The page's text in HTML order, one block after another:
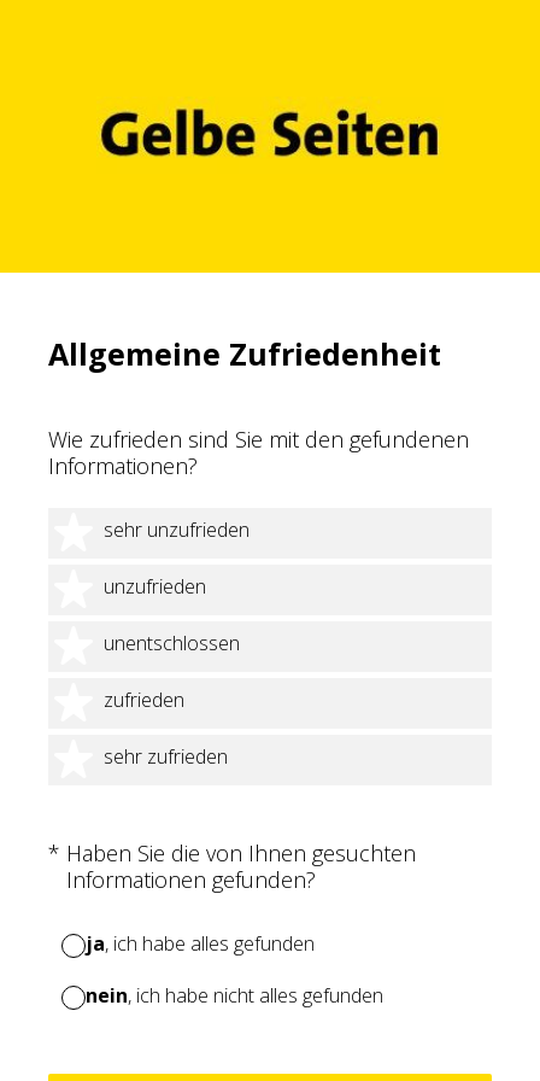
Allgemeine Zufriedenheit
Wie zufrieden sind Sie mit den gefundenen
Informationen?
sehr unzufrieden
1 Stern
unzufrieden
2 Sterne
unentschlossen
3 Sterne
zufrieden
4 Sterne
sehr zufrieden
5 Sterne
* Haben Sie die von Ihnen gesuchten
Informationen gefunden?
(Erforderlich.)
ja, ich habe alles gefunden
nein, ich habe nicht alles gefunden